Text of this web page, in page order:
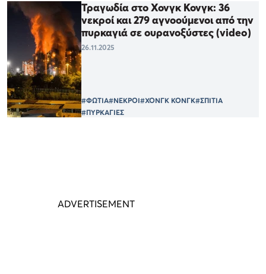
Τραγωδία στο Χονγκ Κονγκ: 36
νεκροί και 279 αγνοούμενοι από την
πυρκαγιά σε ουρανοξύστες (video)
26.11.2025
#ΦΩΤΙΑ#ΝΕΚΡΟΙ#ΧΟΝΓΚ ΚΟΝΓΚ#ΣΠΙΤΙΑ
#ΠΥΡΚΑΓΙΕΣ